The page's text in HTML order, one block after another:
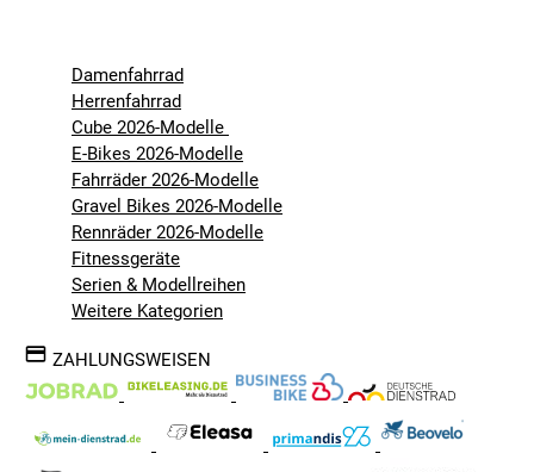
Damenfahrrad
Herrenfahrrad
Cube 2026-Modelle
E-Bikes 2026-Modelle
Fahrräder 2026-Modelle
Gravel Bikes 2026-Modelle
Rennräder 2026-Modelle
Fitnessgeräte
Serien & Modellreihen
Weitere Kategorien
ZAHLUNGSWEISEN